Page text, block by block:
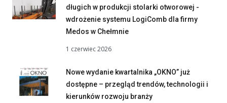
długich w produkcji stolarki otworowej -
wdrożenie systemu LogiComb dla firmy
Medos w Chełmnie
1 czerwiec 2026
Nowe wydanie kwartalnika „OKNO” już
dostępne – przegląd trendów, technologii i
kierunków rozwoju branży